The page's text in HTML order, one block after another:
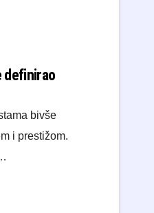
definirao
bivše
i prestižom.